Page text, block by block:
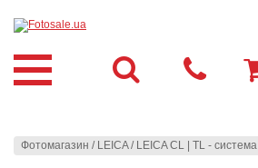
Фотомагазин / LEICA / LEICA CL | TL - система